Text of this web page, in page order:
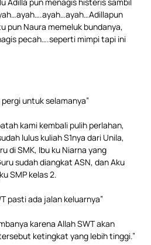
pun Naura memeluk bundanya,
pecah….seperti mimpi tapi ini
untuk selamanya”
kami kembali pulih perlahan,
lulus kuliah S1nya dari Unila,
di SMK, Ibu ku Niarna yang
sudah diangkat ASN, dan Aku
SMP kelas 2.
pasti ada jalan keluarnya”
karena Allah SWT akan
ketingkat yang lebih tinggi.”